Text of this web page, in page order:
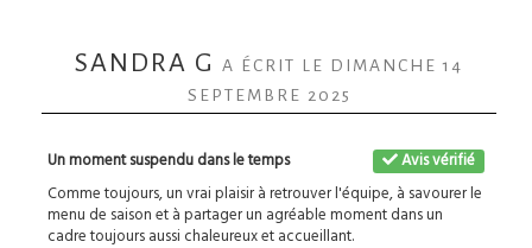
SANDRA G
A ÉCRIT LE DIMANCHE 14
SEPTEMBRE 2025
Avis vérifié
Un moment suspendu dans le temps
Comme toujours, un vrai plaisir à retrouver l'équipe, à savourer le
menu de saison et à partager un agréable moment dans un
cadre toujours aussi chaleureux et accueillant.